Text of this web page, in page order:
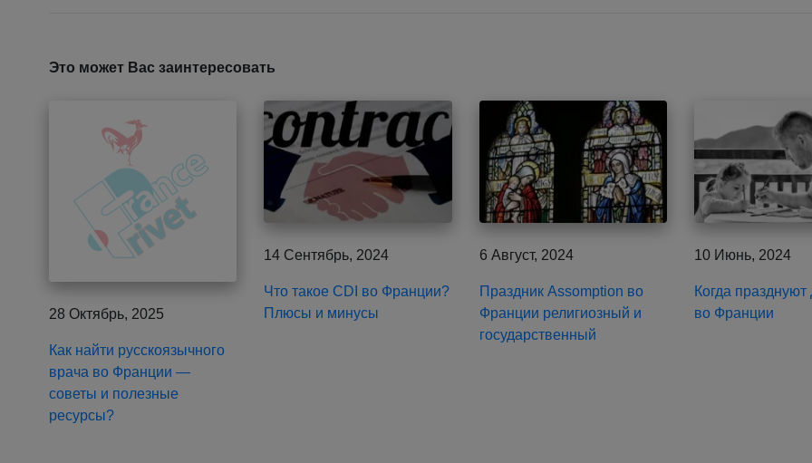
Это может Вас заинтересовать
28 Октябрь, 2025
Как найти русскоязычного
врача во Франции —
советы и полезные
ресурсы?
14 Сентябрь, 2024
Что такое CDI во Франции?
Плюсы и минусы
6 Август, 2024
Праздник Assomption во
Франции религиозный и
государственный
10 Июнь, 2024
Когда празднуют
во Франции